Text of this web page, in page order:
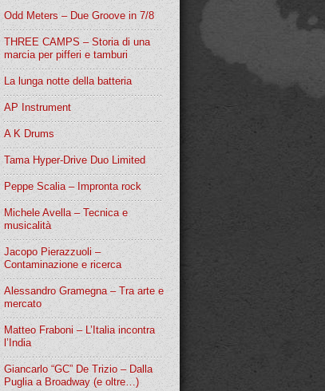
Odd Meters – Due Groove in 7/8
THREE CAMPS – Storia di una
marcia per pifferi e tamburi
La lunga notte della batteria
AP Instrument
A K Drums
Tama Hyper-Drive Duo Limited
Peppe Scalia – Impronta rock
Michele Avella – Tecnica e
musicalità
Jacopo Pierazzuoli –
Contaminazione e ricerca
Alessandro Gramegna – Tra arte e
mercato
Matteo Fraboni – L’Italia incontra
l’India
Giancarlo “GC” De Trizio – Dalla
Puglia a Broadway (e oltre…)